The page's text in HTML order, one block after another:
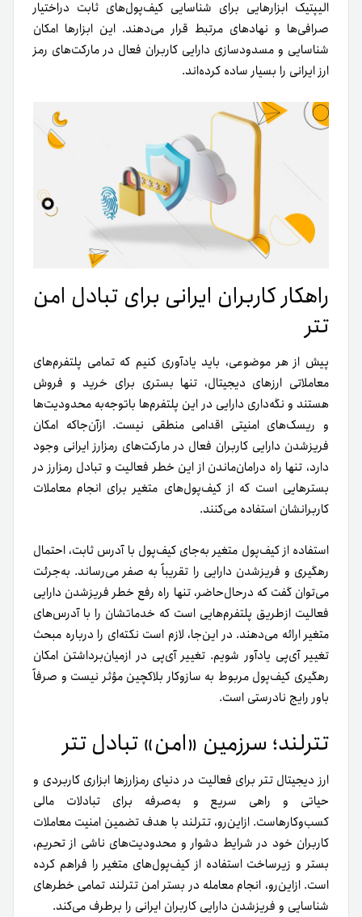
الیپتیک ابزارهایی برای شناسایی کیف‌پول‌های ثابت دراختیار
صرافی‌ها و نهادهای مرتبط قرار می‌دهند. این ابزارها امکان
شناسایی و مسدودسازی دارایی کاربران فعال در مارکت‌های رمز
ارز ایرانی را بسیار ساده کرده‌اند.
راهکار کاربران ایرانی برای تبادل امن
تتر
پیش از هر موضوعی، باید یادآوری کنیم که تمامی پلتفرم‌های
معاملاتی ارزهای دیجیتال، تنها بستری برای خرید و فروش
هستند و نگه‌داری دارایی در این پلتفرم‌ها با‌توجه‌به محدودیت‌ها
و ریسک‌های امنیتی اقدامی منطقی نیست. از‌آن‌جا‌که امکان
فریز‌شدن دارایی کاربران فعال در مارکت‌های رمزارز ایرانی وجود
دارد، تنها راه در‌امان‌ماندن از این خطر فعالیت و تبادل رمزارز در
بسترهایی است که از کیف‌پول‌های متغیر برای انجام معاملات
کاربرانشان استفاده می‌کنند.
استفاده از کیف‌پول متغیر به‌جای کیف‌پول با آدرس ثابت، احتمال
رهگیری و فریز‌شدن دارایی را تقریباً به صفر می‌رساند. به‌جرئت
می‌توان گفت که درحال‌حاضر، تنها راه رفع خطر فریز‌شدن دارایی
فعالیت از‌طریق پلتفرم‌هایی است که خدماتشان را با آدرس‌های
متغیر ارائه می‌دهند. در این‌جا، لازم است نکته‌ای را درباره مبحث
تغییر آی‌پی یادآور شویم. تغییر آی‌پی در از‌میان‌برداشتن امکان
رهگیری کیف‌پول مربوط به سازوکار بلاکچین مؤثر نیست و صرفاً
باور رایج نادرستی است.
تترلند؛ سرزمین «امن» تبادل تتر
ارز دیجیتال تتر برای فعالیت در دنیای رمزارزها ابزاری کاربردی و
حیاتی و راهی سریع و به‌صرفه برای تبادلات مالی
کسب‌و‌کارهاست. ازاین‌رو، تترلند با هدف تضمین امنیت معاملات
کاربران خود در شرایط دشوار و محدودیت‌های ناشی از تحریم،
بستر و زیرساخت استفاده از کیف‌پول‌های متغیر را فراهم کرده
است. از‌این‌رو، انجام معامله در بستر امن تترلند تمامی خطرهای
شناسایی و فریز‌شدن دارایی کاربران ایرانی را برطرف می‌کند.